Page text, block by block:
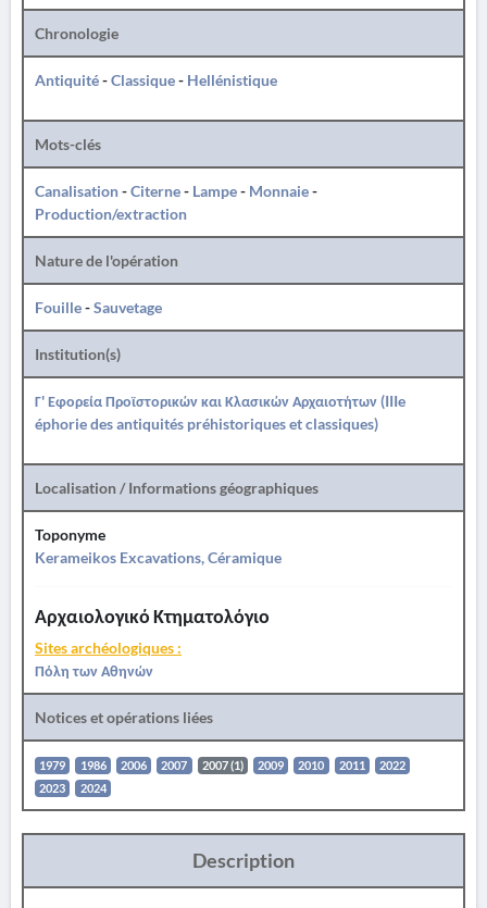
Chronologie
Antiquité-Classique- Hellénistique
Mots-clés
Canalisation-Citerne- Lampe- Monnaie-
Production/extraction
Nature de l'opération
Fouille-Sauvetage
Institution(s)
Γ' Εφορεία Προϊστορικών και Κλασικών Αρχαιοτήτων (IIIe
éphorie des antiquités préhistoriques et classiques)
Localisation / Informations géographiques
Toponyme
Kerameikos Excavations, Céramique
Αρχαιολογικό Κτηματολόγιο
Sites archéologiques :
Πόλη των Αθηνών
Notices et opérations liées
1979 1986 2006 2007 2007 (1) 2009 2010 2011
2022
2023
2024
Description